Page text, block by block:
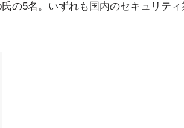
の5名。いずれも国内のセキュリティ